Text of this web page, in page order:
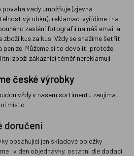
vady umožňuje (zjevná
výrobku), reklamaci vyřídíme i na
zaslání fotografií na náš email a
zboží kus za kus. Vždy se snažíme šetřit
peníze. Můžeme si to dovolit, protože
zboží zákazníci téměř nereklamují.
české výrobky
vždy v našem sortimentu zaujímat
místo
doručení
obsahující jen skladové položky
i v den objednávky, ostatní dle dodací